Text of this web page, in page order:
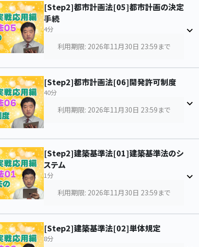
[Step2]都市計画法[05]都市計画の決定
手続
4分
利用期限: 2026年11月30日 23:59まで
[Step2]都市計画法[06]開発許可制度
40分
利用期限: 2026年11月30日 23:59まで
[Step2]建築基準法[01]建築基準法のシ
ステム
1分
利用期限: 2026年11月30日 23:59まで
[Step2]建築基準法[02]単体規定
8分